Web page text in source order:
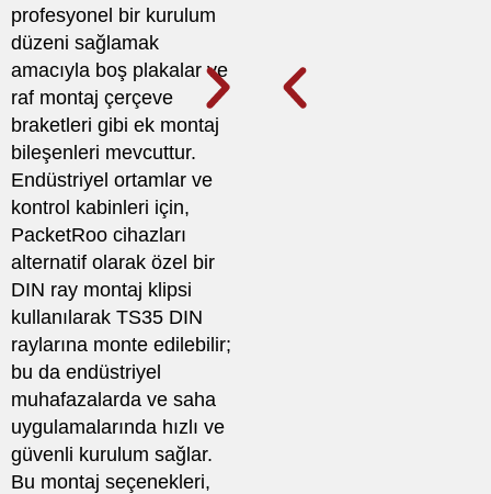
profesyonel bir kurulum
düzeni sağlamak
amacıyla boş plakalar ve
raf montaj çerçeve
braketleri gibi ek montaj
bileşenleri mevcuttur.
Endüstriyel ortamlar ve
kontrol kabinleri için,
PacketRoo cihazları
alternatif olarak özel bir
DIN ray montaj klipsi
kullanılarak TS35 DIN
raylarına monte edilebilir;
bu da endüstriyel
muhafazalarda ve saha
uygulamalarında hızlı ve
güvenli kurulum sağlar.
Bu montaj seçenekleri,